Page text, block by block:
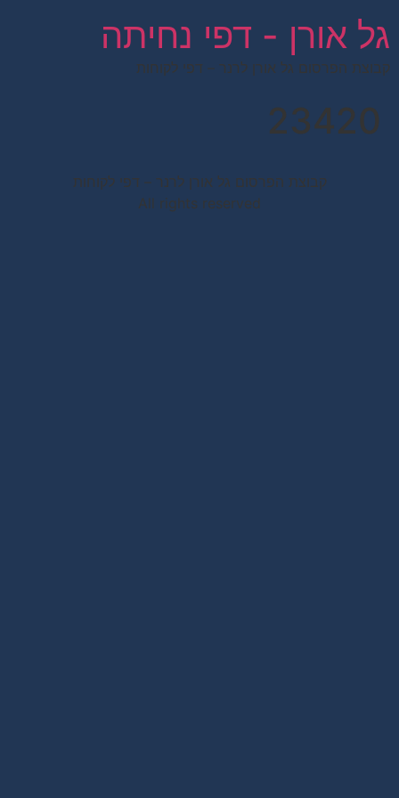
גל אורן - דפי נחיתה
קבוצת הפרסום גל אורן לרנר – דפי לקוחות
23420
קבוצת הפרסום גל אורן לרנר – דפי לקוחות
All rights reserved